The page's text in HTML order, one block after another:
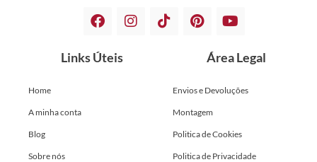
Links Úteis
Home
A minha conta
Blog
Sobre nós
Área Legal
Envios e Devoluções
Montagem
Politica de Cookies
Politica de Privacidade